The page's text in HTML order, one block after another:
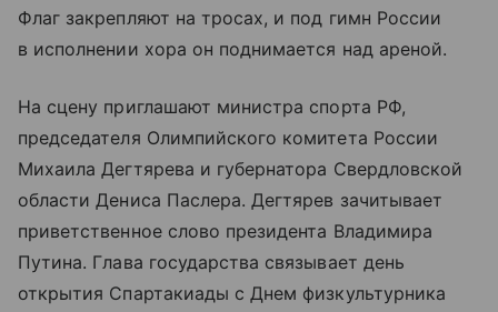
Флаг закрепляют на тросах, и под гимн России
в исполнении хора он поднимается над ареной.
На сцену приглашают министра спорта РФ,
председателя Олимпийского комитета России
Михаила Дегтярева и губернатора Свердловской
области Дениса Паслера. Дегтярев зачитывает
приветственное слово президента Владимира
Путина. Глава государства связывает день
открытия Спартакиады с Днем физкультурника